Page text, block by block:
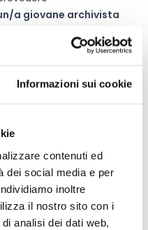
Informazioni sui cookie
contenuti ed
dei social media e per
inoltre
il nostro sito con i
analisi dei dati web,
a giovane archivista
50.000 Euro.